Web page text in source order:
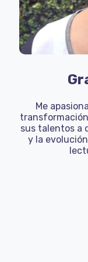
Me
sus talentos a
y la